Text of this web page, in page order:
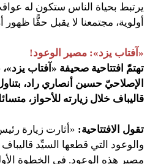
يرتبط بحياة الناس ستكون له
أولوية، مجتمعنا لا يقبل حقًّا
«آفتاب يزد»: مصير الوعود!
تهتمّ افتتاحية صحيفة «آفتاب
الإصلاحيّ حسين أنصاري راد،
قاليباف خلال زيارته للأحواز،
تقول الافتتاحية: «أثارت زيارة
والوعود التي قطعها السيِّد
مصير هذه الوعود. في الخطوة